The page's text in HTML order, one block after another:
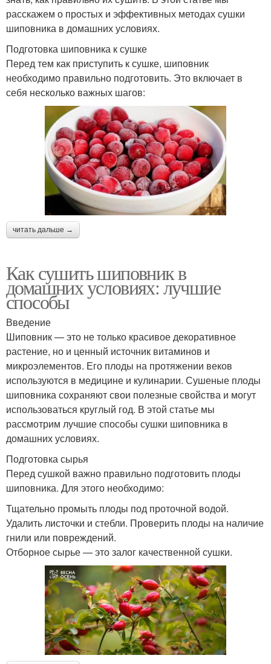
расскажем о простых и эффективных методах сушки
шиповника в домашних условиях.
Подготовка шиповника к сушке
Перед тем как приступить к сушке, шиповник
необходимо правильно подготовить. Это включает в
себя несколько важных шагов:
читать дальше →
Как сушить шиповник в
домашних условиях: лучшие
способы
Введение
Шиповник — это не только красивое декоративное
растение, но и ценный источник витаминов и
микроэлементов. Его плоды на протяжении веков
используются в медицине и кулинарии. Сушеные плоды
шиповника сохраняют свои полезные свойства и могут
использоваться круглый год. В этой статье мы
рассмотрим лучшие способы сушки шиповника в
домашних условиях.
Подготовка сырья
Перед сушкой важно правильно подготовить плоды
шиповника. Для этого необходимо:
Тщательно промыть плоды под проточной водой.
Удалить листочки и стебли. Проверить плоды на наличие
гнили или повреждений.
Отборное сырье — это залог качественной сушки.